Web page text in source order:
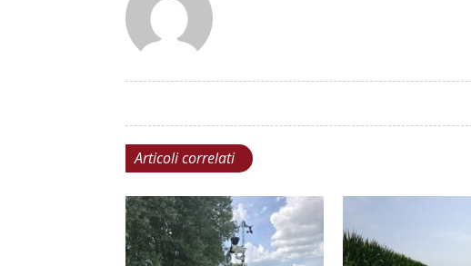
Articoli correlati